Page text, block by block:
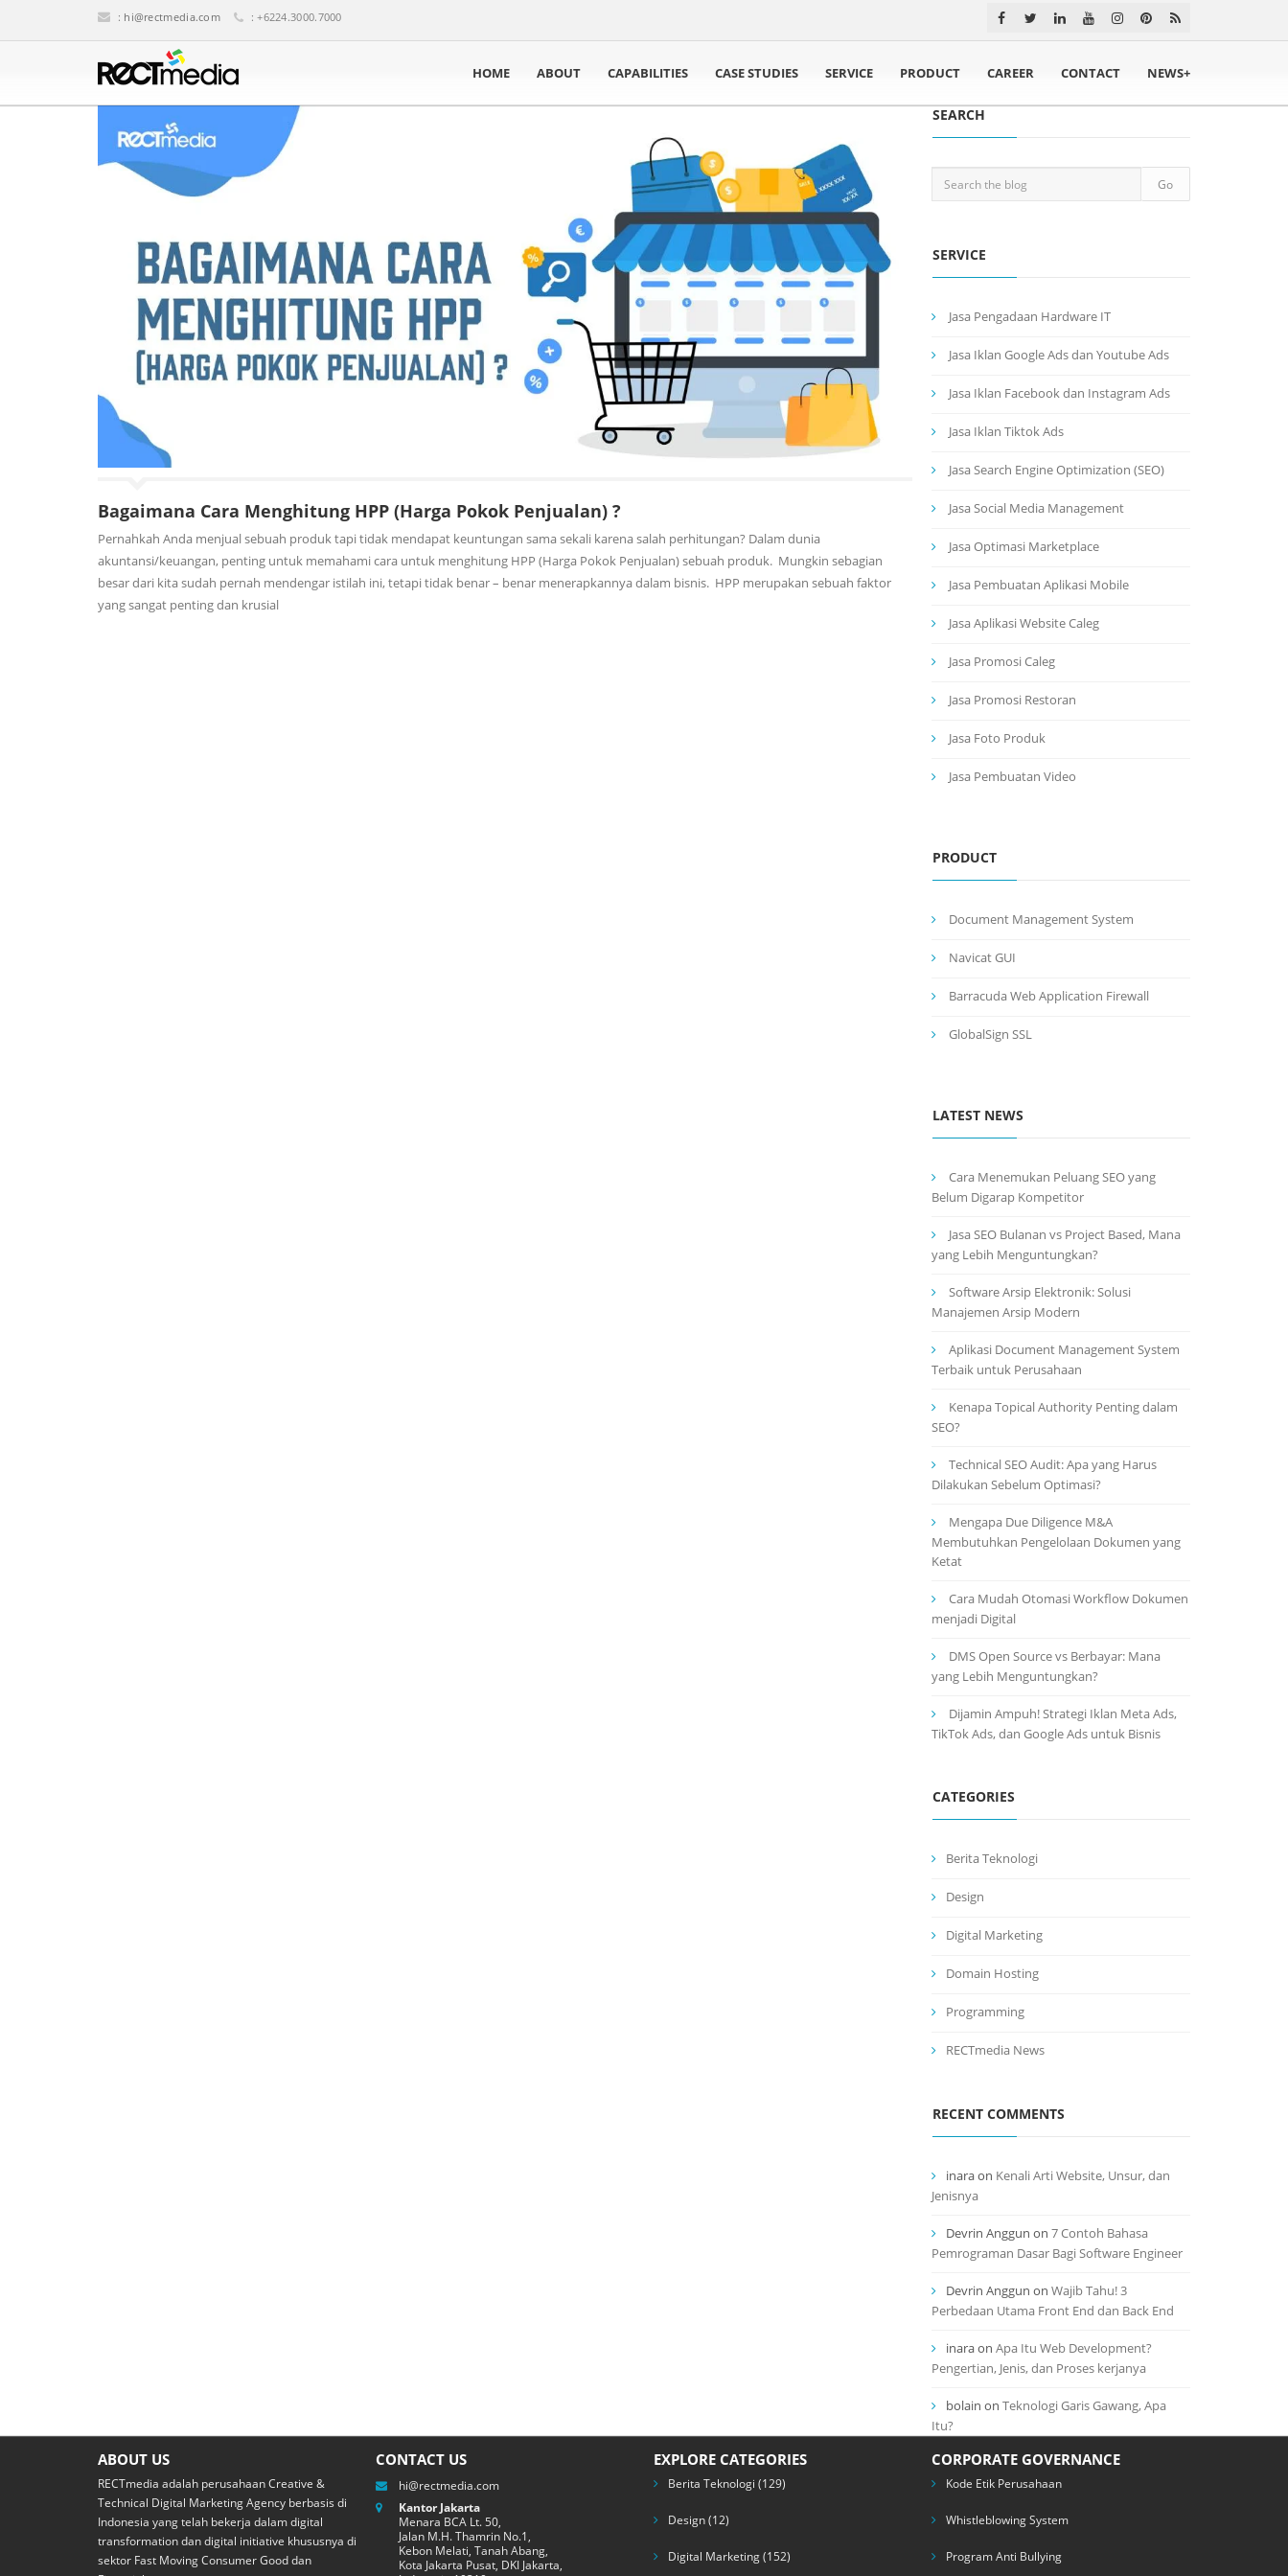
: hi@rectmedia.com : +6224.3000.7000
HOME ABOUT CAPABILITIES CASE STUDIES SERVICE PRODUCT CAREER CONTACT NEWS+
Bagaimana Cara Menghitung HPP (Harga Pokok Penjualan) ?
Pernahkah Anda menjual sebuah produk tapi tidak mendapat keuntungan sama sekali karena salah perhitungan? Dalam dunia
akuntansi/keuangan, penting untuk memahami cara untuk menghitung HPP (Harga Pokok Penjualan) sebuah produk. Mungkin sebagian
besar dari kita sudah pernah mendengar istilah ini, tetapi tidak benar – benar menerapkannya dalam bisnis. HPP merupakan sebuah faktor
yang sangat penting dan krusial
SEARCH
SERVICE
Jasa Pengadaan Hardware IT
Jasa Iklan Google Ads dan Youtube Ads
Jasa Iklan Facebook dan Instagram Ads
Jasa Iklan Tiktok Ads
Jasa Search Engine Optimization (SEO)
Jasa Social Media Management
Jasa Optimasi Marketplace
Jasa Pembuatan Aplikasi Mobile
Jasa Aplikasi Website Caleg
Jasa Promosi Caleg
Jasa Promosi Restoran
Jasa Foto Produk
Jasa Pembuatan Video
PRODUCT
Document Management System
Navicat GUI
Barracuda Web Application Firewall
GlobalSign SSL
LATEST NEWS
Cara Menemukan Peluang SEO yang
Belum Digarap Kompetitor
Jasa SEO Bulanan vs Project Based, Mana
yang Lebih Menguntungkan?
Software Arsip Elektronik: Solusi
Manajemen Arsip Modern
Aplikasi Document Management System
Terbaik untuk Perusahaan
Kenapa Topical Authority Penting dalam
SEO?
Technical SEO Audit: Apa yang Harus
Dilakukan Sebelum Optimasi?
Mengapa Due Diligence M&A
Membutuhkan Pengelolaan Dokumen yang
Ketat
Cara Mudah Otomasi Workflow Dokumen
menjadi Digital
DMS Open Source vs Berbayar: Mana
yang Lebih Menguntungkan?
Dijamin Ampuh! Strategi Iklan Meta Ads,
TikTok Ads, dan Google Ads untuk Bisnis
CATEGORIES
Berita Teknologi
Design
Digital Marketing
Domain Hosting
Programming
RECTmedia News
RECENT COMMENTS
inaraon Kenali Arti Website, Unsur, dan
Jenisnya
Devrin Anggun on 7 Contoh Bahasa
Pemrograman Dasar Bagi Software Engineer
Devrin Anggun on Wajib Tahu! 3
Perbedaan Utama Front End dan Back End
inaraon Apa Itu Web Development?
Pengertian, Jenis, dan Proses kerjanya
bolain on Teknologi Garis Gawang, Apa
Itu?
ABOUT US
RECTmedia adalah perusahaan Creative &
Technical Digital Marketing Agency berbasis di
Indonesia yang telah bekerja dalam digital
transformation dan digital initiative khususnya di
sektor Fast Moving Consumer Good dan
CONTACT US
hi@rectmedia.com
Kantor Jakarta
Menara BCA Lt. 50,
Jalan M.H. Thamrin No.1,
Kebon Melati, Tanah Abang,
Kota Jakarta Pusat, DKI Jakarta,
EXPLORE CATEGORIES
Berita Teknologi (129)
Design(12)
Digital Marketing(152)
CORPORATE GOVERNANCE
Kode Etik Perusahaan
Whistleblowing System
Program Anti Bullying